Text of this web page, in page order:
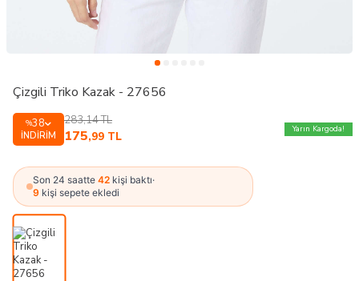
Çizgili Triko Kazak - 27656
%38
İNDIRIM
283,14TL
175,99 TL
Yarın Kargoda!
Son 24 saatte 42 kişi baktı·
9 kişi sepete ekledi